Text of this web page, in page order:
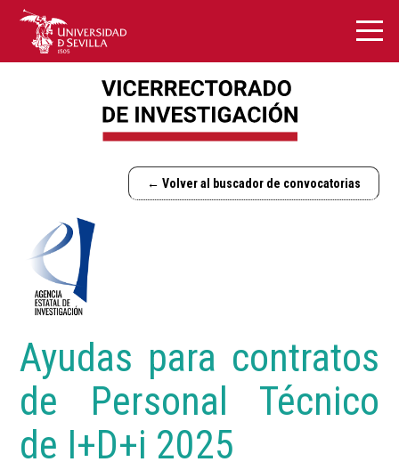
← Volver al buscador de convocatorias
Ayudas para contratos
de Personal Técnico
de I+D+i 2025